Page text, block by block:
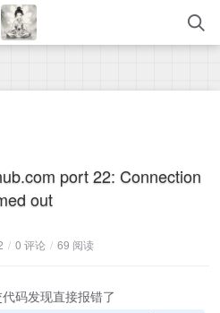
port 22: Connection
out
/ 0 评论 / 69 阅读
码发现直接报错了